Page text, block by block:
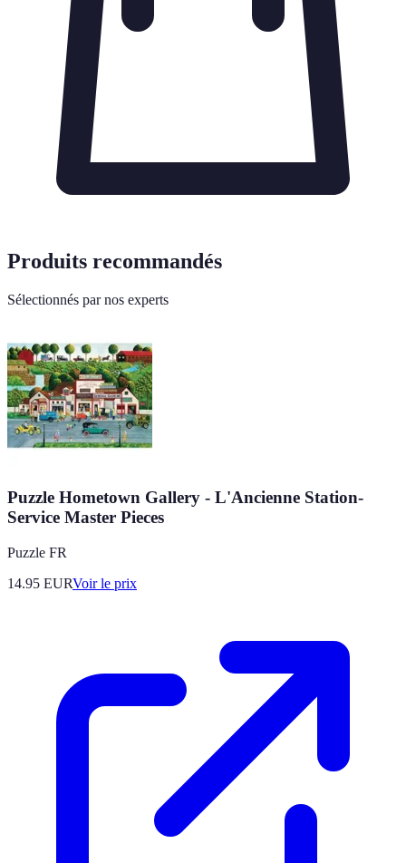
Produits recommandés
Sélectionnés par nos experts
Puzzle Hometown Gallery - L'Ancienne Station-
Service Master Pieces
Puzzle FR
14.95 EURVoir le prix